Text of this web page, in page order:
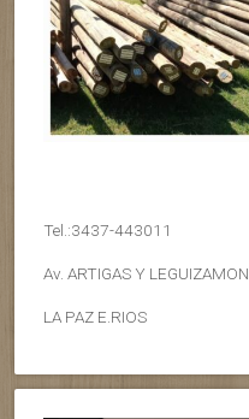
Tel.:3437-443011
Av. ARTIGAS Y LEGUIZAMON
LA PAZ E.RIOS